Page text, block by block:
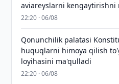
aviareyslarni kengaytirishni
22:20 · 06/08
Qonunchilik palatasi
huquqlarni himoya qilish
loyihasini ma'qulladi
22:20 · 06/08